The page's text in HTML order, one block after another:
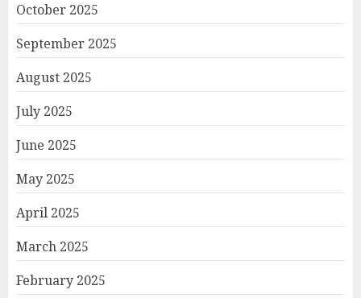
October 2025
September 2025
August 2025
July 2025
June 2025
May 2025
April 2025
March 2025
February 2025